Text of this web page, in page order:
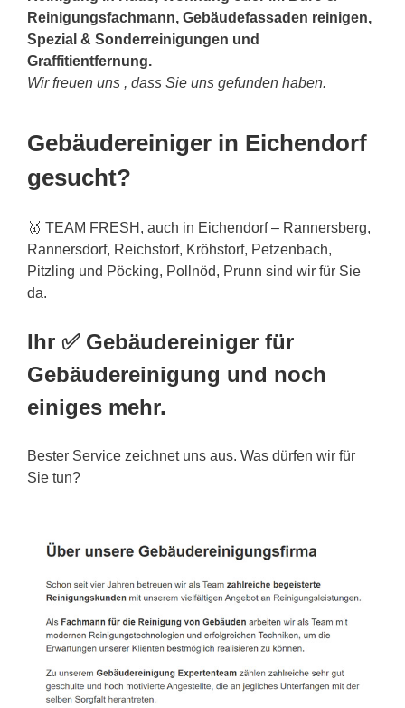
Reinigungsfachmann, Gebäudefassaden reinigen,
Spezial & Sonderreinigungen und
Graffitientfernung.
Wir freuen uns , dass Sie uns gefunden haben.
Gebäudereiniger in Eichendorf
gesucht?
🥇 TEAM FRESH, auch in Eichendorf – Rannersberg,
Rannersdorf, Reichstorf, Kröhstorf, Petzenbach,
Pitzling und Pöcking, Pollnöd, Prunn sind wir für Sie
da.
Ihr ✅ Gebäudereiniger für
Gebäudereinigung und noch
einiges mehr.
Bester Service zeichnet uns aus. Was dürfen wir für
Sie tun?